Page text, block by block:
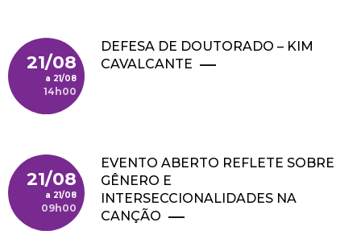
21/08
21/08
14h00
DEFESA DE DOUTORADO – KIM
CAVALCANTE
21/08
21/08
09h00
EVENTO ABERTO REFLETE SOBRE
GÊNERO E
INTERSECCIONALIDADES NA
CANÇÃO